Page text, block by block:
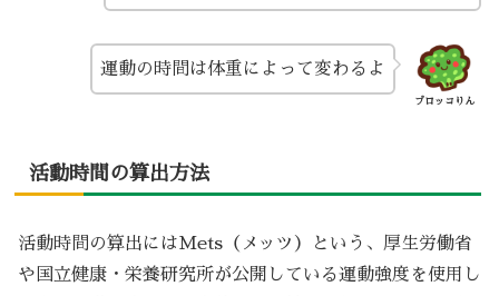
ブロッコりん
運動の時間は体重によって変わるよ
活動時間の算出方法
活動時間の算出にはMets（メッツ）という、厚生労働省
や国立健康・栄養研究所が公開している運動強度を使用し